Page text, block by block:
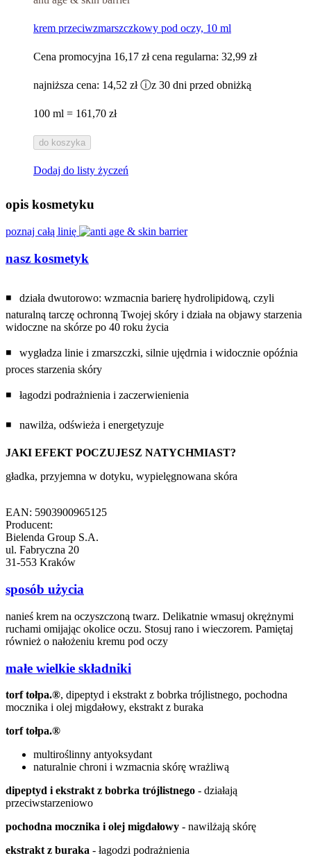
krem przeciwzmarszczkowy pod oczy, 10 ml
Cena promocyjna 16,17 zł cena regularna: 32,99 zł
najniższa cena: 14,52 zł ⓘz 30 dni przed obniżką
100 ml = 161,70 zł
do koszyka
Dodaj do listy życzeń
opis kosmetyku
poznaj całą linię
nasz kosmetyk
◾ działa dwutorowo: wzmacnia barierę hydrolipidową, czyli
naturalną tarczę ochronną Twojej skóry i działa na objawy starzenia
widoczne na skórze po 40 roku życia
◾ wygładza linie i zmarszczki, silnie ujędrnia i widocznie opóźnia
proces starzenia skóry
◾ łagodzi podrażnienia i zaczerwienienia
◾ nawilża, odświeża i energetyzuje
JAKI EFEKT POCZUJESZ NATYCHMIAST?
gładka, przyjemna w dotyku, wypielęgnowana skóra
EAN: 5903900965125
Producent:
Bielenda Group S.A.
ul. Fabryczna 20
31-553 Kraków
sposób użycia
nanieś krem na oczyszczoną twarz. Delikatnie wmasuj okrężnymi
ruchami omijając okolice oczu. Stosuj rano i wieczorem. Pamiętaj
również o nałożeniu kremu pod oczy
małe wielkie składniki
torf tołpa.®, dipeptyd i ekstrakt z bobrka trójlistnego, pochodna
mocznika i olej migdałowy, ekstrakt z buraka
torf tołpa.®
multiroślinny antyoksydant
naturalnie chroni i wzmacnia skórę wrażliwą
dipeptyd i ekstrakt z bobrka trójlistnego - działają
przeciwstarzeniowo
pochodna mocznika i olej migdałowy - nawilżają skórę
ekstrakt z buraka - łagodzi podrażnienia